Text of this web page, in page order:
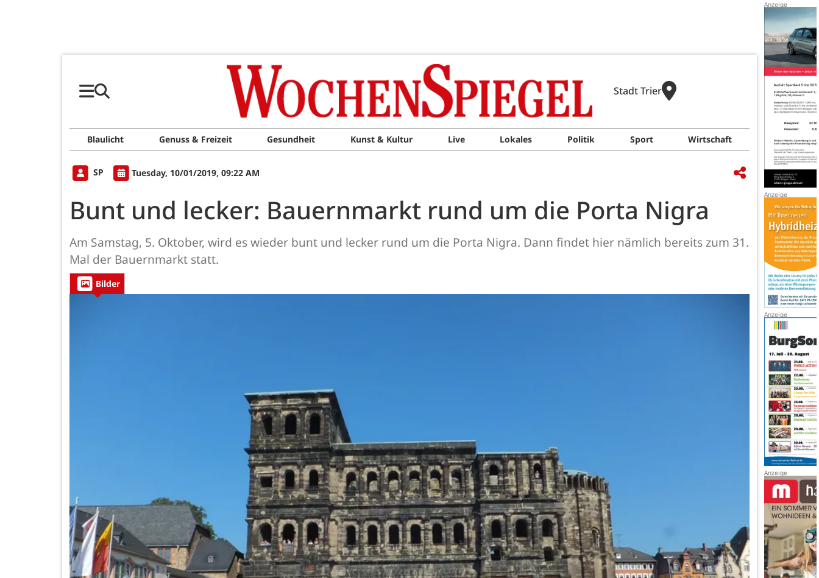
Stadt Trier
Blaulicht Genuss & Freizeit Gesundheit Kunst & Kultur Live Lokales Politik Sport Wirtschaft
SP Tuesday, 10/01/2019, 09:22 AM
Bunt und lecker: Bauernmarkt rund um die Porta Nigra
Am Samstag, 5. Oktober, wird es wieder bunt und lecker rund um die Porta Nigra. Dann findet hier nämlich bereits zum 31.
Mal der Bauernmarkt statt.
Bilder